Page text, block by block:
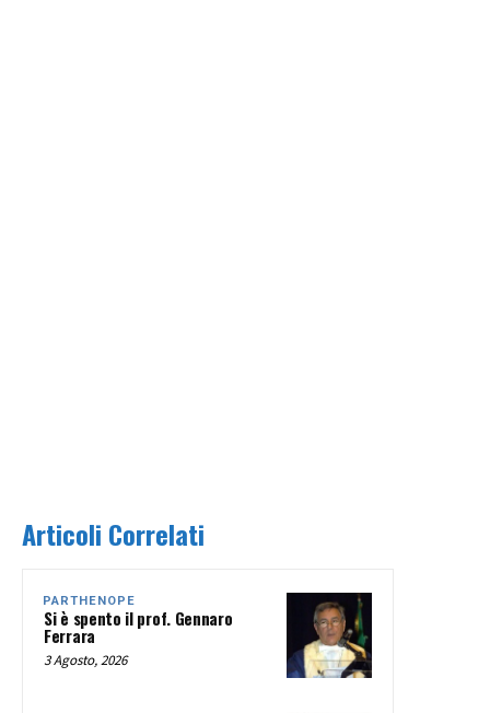
Articoli Correlati
PARTHENOPE
Si è spento il prof. Gennaro
Ferrara
3 Agosto, 2026